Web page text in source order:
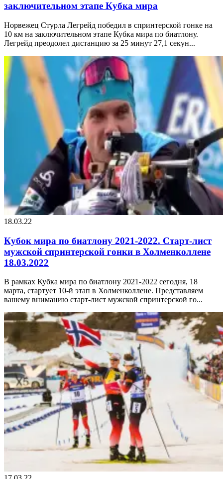
заключительном этапе Кубка мира
Норвежец Стурла Легрейд победил в спринтерской гонке на
10 км на заключительном этапе Кубка мира по биатлону.
Легрейд преодолел дистанцию за 25 минут 27,1 секун...
18.03.22
Кубок мира по биатлону 2021-2022. Старт-лист
мужской спринтерской гонки в Холменколлене
18.03.2022
В рамках Кубка мира по биатлону 2021-2022 сегодня, 18
марта, стартует 10-й этап в Холменколлене. Представляем
вашему вниманию старт-лист мужской спринтерской го...